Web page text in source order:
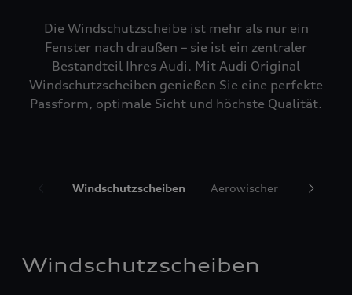
Die Windschutzscheibe ist mehr als nur ein
Fenster nach draußen – sie ist ein zentraler
Bestandteil Ihres Audi. Mit Audi Original
Windschutzscheiben genießen Sie eine perfekte
Passform, optimale Sicht und höchste Qualität.
Windschutzscheiben Aerowischer
Windschutzscheiben